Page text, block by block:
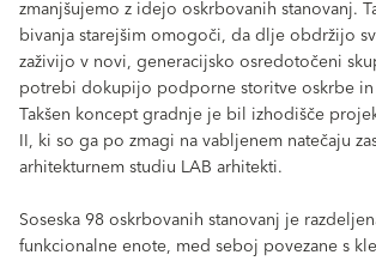
zmanjšujemo z idejo oskrbovanih stanovanj.
bivanja starejšim omogoči, da dlje obdržijo
zaživijo v novi, generacijsko osredotočeni
potrebi dokupijo podporne storitve oskrbe
Takšen koncept gradnje je bil izhodišče
II, ki so ga po zmagi na vabljenem natečaju
arhitekturnem studiu LAB arhitekti.
Soseska 98 oskrbovanih stanovanj je
funkcionalne enote, med seboj povezane s